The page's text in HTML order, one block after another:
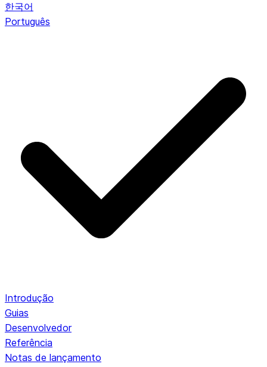
한국어
Português
Introdução
Guias
Desenvolvedor
Referência
Notas de lançamento